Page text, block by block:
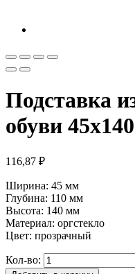
Подставка
обуви
116,87 ₽
Ширина: 45 мм
Глубина: 110 мм
Высота: 140 мм
Материал: оргстекло
Цвет: прозрачный
Кол-во: